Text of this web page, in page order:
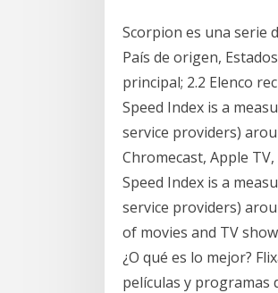
Scorpion es una serie
País de origen,
principal; 2.2 Elenco
Speed Index is a
service providers)
Chromecast, Apple
Speed Index is a
service providers)
of movies and TV
¿O qué es lo mejor?
películas y programas